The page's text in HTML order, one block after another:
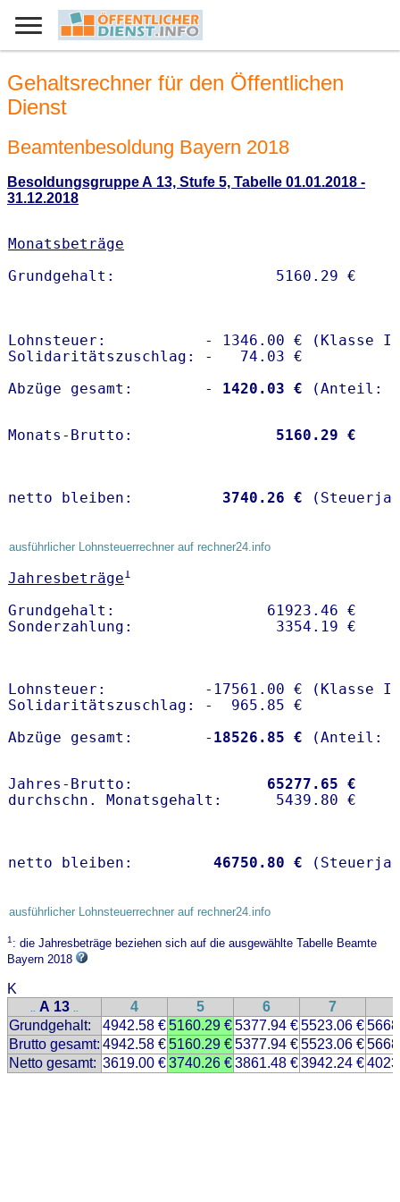
Gehaltsrechner für den Öffentlichen
Dienst
Beamtenbesoldung Bayern 2018
Besoldungsgruppe A 13, Stufe 5, Tabelle 01.01.2018 -
31.12.2018
Monatsbeträge
Lohnsteuer:           - 1346.00 € (Klasse I)
Solidaritätszuschlag: -   74.03 €
Abzüge gesamt:        -
1420.03 €
Monats-Brutto: 5160.29 €
netto bleiben: 3740.26 €
ausführlicher Lohnsteuerrechner auf rechner24.info
Jahresbeträge1
Grundgehalt:                 61923.46 €
Lohnsteuer:           -17561.00 € (Klasse I)
Solidaritätszuschlag: -  965.85 €
Abzüge gesamt:        - 18526.85 €
Jahres-Brutto: 65277.65 €
netto bleiben: 46750.80 €
ausführlicher Lohnsteuerrechner auf rechner24.info
1: die Jahresbeträge beziehen sich auf die ausgewählte Tabelle Beamte
Bayern 2018
K
.. A 13 .. 4 5 6 7
Grundgehalt:
4942.58 €5160.29 €5377.94 €5523.06 €
Brutto gesamt: 4942.58 €5160.29 €5377.94 €5523.06 €
Netto gesamt: 3619.00 €3740.26 €3861.48 €3942.24 €